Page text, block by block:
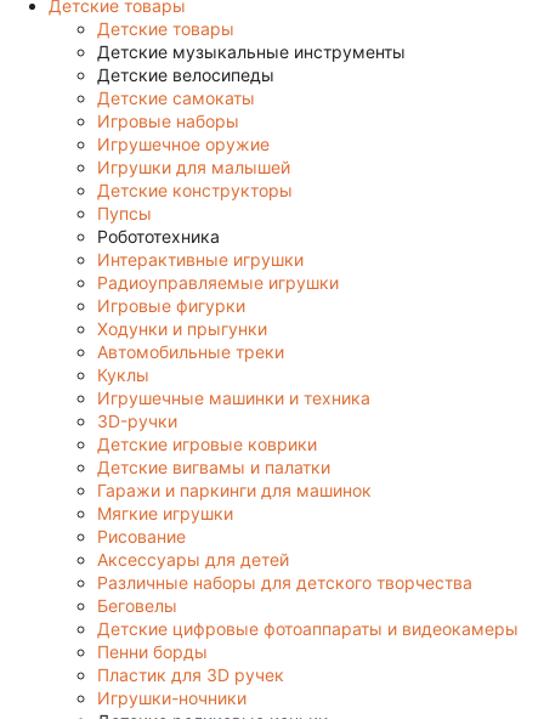
Детские товары
Детские товары
Детские музыкальные инструменты
Детские велосипеды
Детские самокаты
Игровые наборы
Игрушечное оружие
Игрушки для малышей
Детские конструкторы
Пупсы
Робототехника
Интерактивные игрушки
Радиоуправляемые игрушки
Игровые фигурки
Ходунки и прыгунки
Автомобильные треки
Куклы
Игрушечные машинки и техника
3D-ручки
Детские игровые коврики
Детские вигвамы и палатки
Гаражи и паркинги для машинок
Мягкие игрушки
Рисование
Аксессуары для детей
Различные наборы для детского творчества
Беговелы
Детские цифровые фотоаппараты и видеокамеры
Пенни борды
Пластик для 3D ручек
Игрушки-ночники